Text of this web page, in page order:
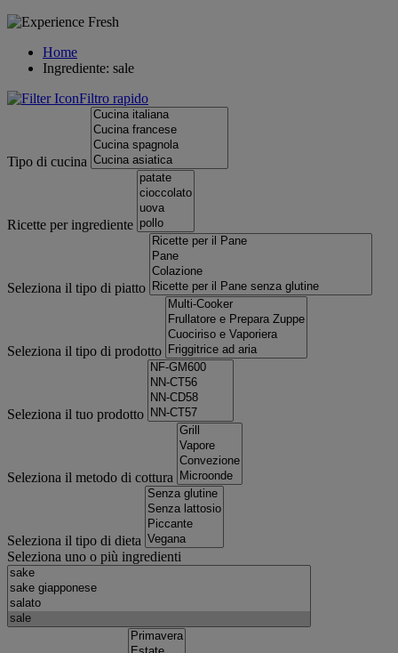
Home
Ingrediente: sale
Filtro rapido
Tipo di cucina
Ricette per ingrediente
Seleziona il tipo di piatto
Seleziona il tipo di prodotto
Seleziona il tuo prodotto
Seleziona il metodo di cottura
Seleziona il tipo di dieta
Seleziona uno o più ingredienti